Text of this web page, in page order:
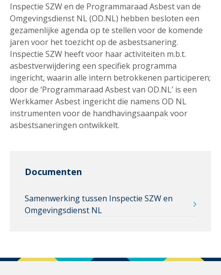
Inspectie SZW en de Programmaraad Asbest van de
Omgevingsdienst NL (OD.NL) hebben besloten een
gezamenlijke agenda op te stellen voor de komende
jaren voor het toezicht op de asbestsanering.
Inspectie SZW heeft voor haar activiteiten m.b.t.
asbestverwijdering een specifiek programma
ingericht, waarin alle intern betrokkenen participeren;
door de ‘Programmaraad Asbest van OD.NL’ is een
Werkkamer Asbest ingericht die namens OD NL
instrumenten voor de handhavingsaanpak voor
asbestsaneringen ontwikkelt.
Documenten
Samenwerking tussen Inspectie SZW en
Omgevingsdienst NL